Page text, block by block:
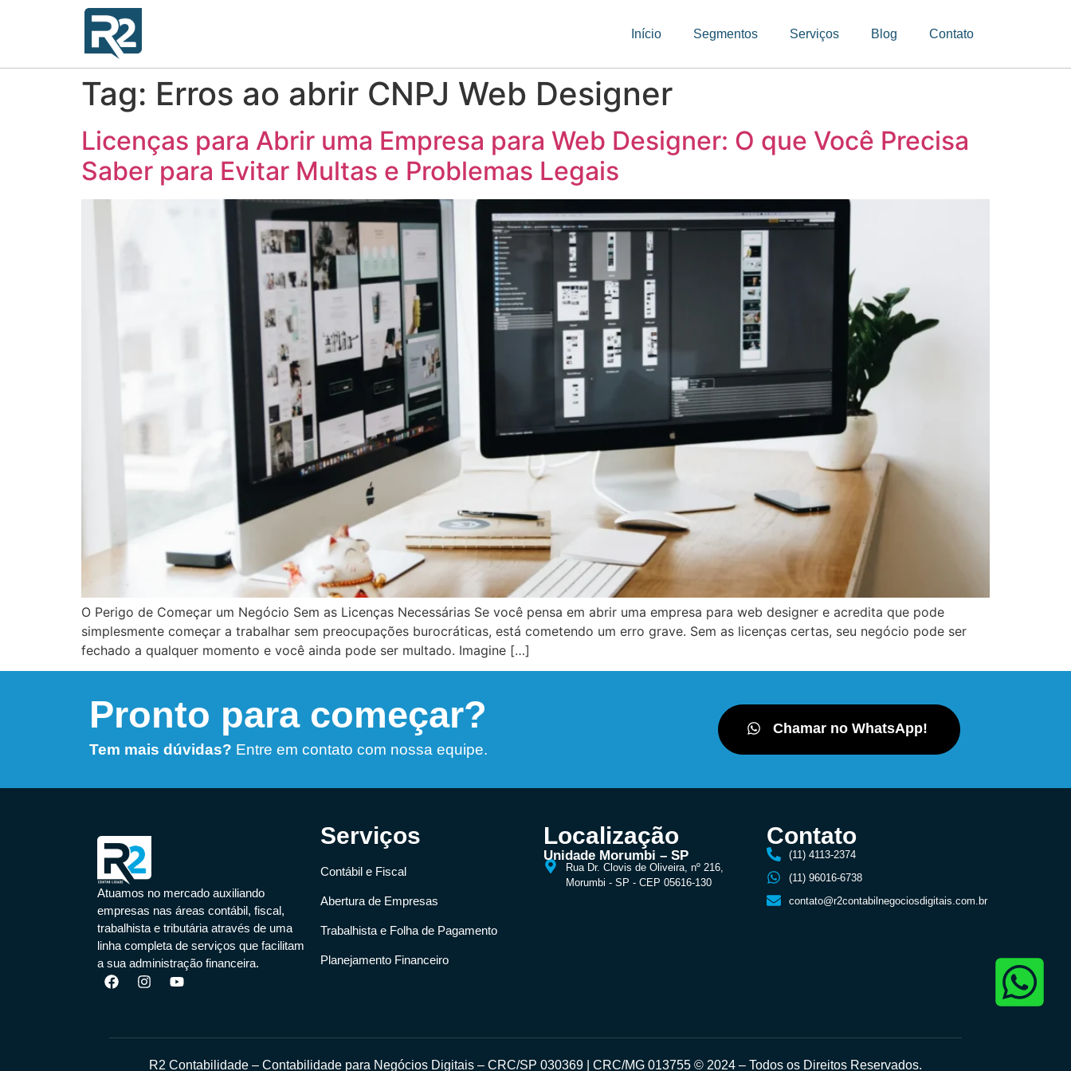
Início Segmentos Serviços Blog Contato
Tag: Erros ao abrir CNPJ Web Designer
Licenças para Abrir uma Empresa para Web Designer: O que Você Precisa
Saber para Evitar Multas e Problemas Legais
O Perigo de Começar um Negócio Sem as Licenças Necessárias Se você pensa em abrir uma empresa para web designer e acredita que pode
simplesmente começar a trabalhar sem preocupações burocráticas, está cometendo um erro grave. Sem as licenças certas, seu negócio pode ser
fechado a qualquer momento e você ainda pode ser multado. Imagine […]
Pronto para começar?
Tem mais dúvidas? Entre em contato com nossa equipe.
Chamar no WhatsApp!
Atuamos no mercado auxiliando
empresas nas áreas contábil, fiscal,
trabalhista e tributária através de uma
linha completa de serviços que facilitam
a sua administração financeira.
Serviços
Contábil e Fiscal
Abertura de Empresas
Trabalhista e Folha de Pagamento
Planejamento Financeiro
Localização
Unidade Morumbi – SP
Rua Dr. Clovis de Oliveira, nº 216,
Morumbi - SP - CEP 05616-130
Contato
(11) 4113-2374
(11) 96016-6738
contato@r2contabilnegociosdigitais.com.br
R2 Contabilidade – Contabilidade para Negócios Digitais – CRC/SP 030369 | CRC/MG 013755 © 2024 – Todos os Direitos Reservados.